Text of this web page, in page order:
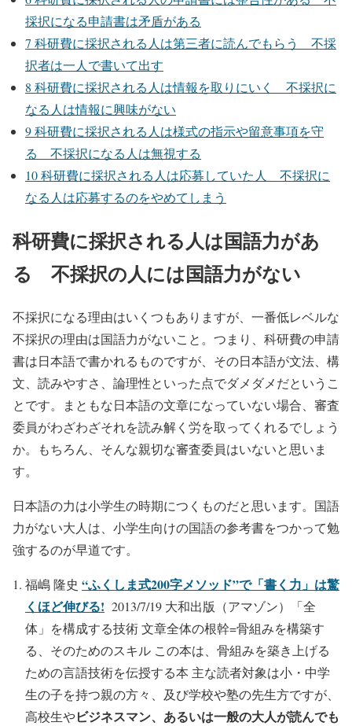
採択になる申請書は矛盾がある
7 科研費に採択される人は第三者に読んでもらう 不採
択者は一人で書いて出す
8 科研費に採択される人は情報を取りにいく 不採択に
なる人は情報に興味がない
9科研費に採択される人は様式の指示や留意事項を守
る 不採択になる人は無視する
10科研費に採択される人は応募していた人 不採択に
なる人は応募するのをやめてしまう
科研費に採択される人は国語力があ
る 不採択の人には国語力がない
不採択になる理由はいくつもありますが、一番低レベルな
不採択の理由は国語力がないこと。つまり、科研費の申請
書は日本語で書かれるものですが、その日本語が文法、構
文、読みやすさ、論理性といった点でダメダメだというこ
とです。まともな日本語の文章になっていない場合、審査
委員がわざわざそれを読み解く労を取ってくれるでしょう
か。もちろん、そんな親切な審査委員はいないと思いま
す。
日本語の力は小学生の時期につくものだと思います。国語
力がない大人は、小学生向けの国語の参考書をつかって勉
強するのが早道です。
福嶋 隆史 “ふくしま式200字メソッド”で「書く力」は驚
くほど伸びる! 2013/7/19 大和出版（アマゾン）「全
体」を構成する技術 文章全体の根幹=骨組みを構築す
る、そのためのスキル この本は、骨組みを築き上げる
ための言語技術を伝授する本 主な読者対象は小・中学
生の子を持つ親の方々、及び学校や塾の先生方ですが、
高校生やビジネスマン、あるいは一般の大人が読んでも